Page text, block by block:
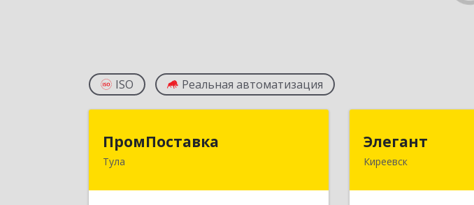
ISO Реальная автоматизация
ПромПоставка
Тула300041, Тульская обл, Тула г, Ленина
Элегант
Киреевск301262,